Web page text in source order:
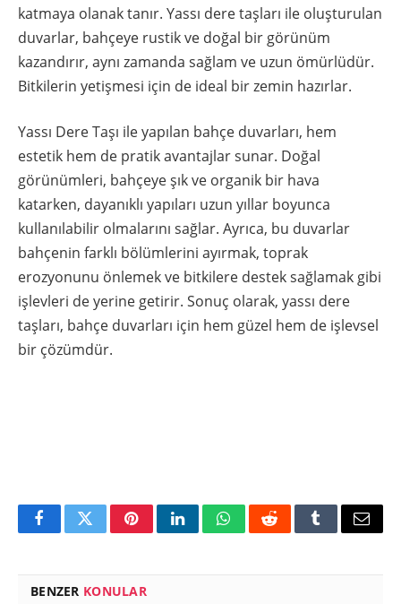
katmaya olanak tanır. Yassı dere taşları ile oluşturulan
duvarlar, bahçeye rustik ve doğal bir görünüm
kazandırır, aynı zamanda sağlam ve uzun ömürlüdür.
Bitkilerin yetişmesi için de ideal bir zemin hazırlar.
Yassı Dere Taşı ile yapılan bahçe duvarları, hem
estetik hem de pratik avantajlar sunar. Doğal
görünümleri, bahçeye şık ve organik bir hava
katarken, dayanıklı yapıları uzun yıllar boyunca
kullanılabilir olmalarını sağlar. Ayrıca, bu duvarlar
bahçenin farklı bölümlerini ayırmak, toprak
erozyonunu önlemek ve bitkilere destek sağlamak gibi
işlevleri de yerine getirir. Sonuç olarak, yassı dere
taşları, bahçe duvarları için hem güzel hem de işlevsel
bir çözümdür.
FacebookTwitterPinterestLinkedInWhatsAppRedditTumblrEmail
BENZER KONULAR